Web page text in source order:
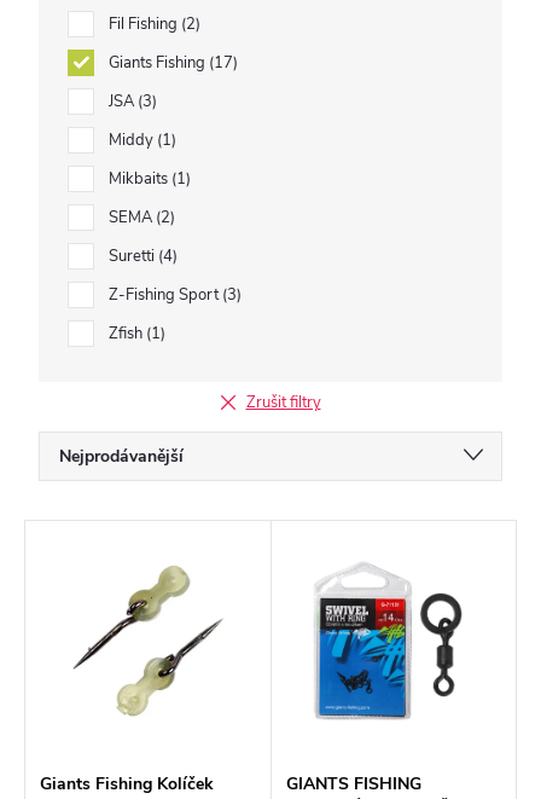
Fil Fishing 2
Giants Fishing 17
JSA 3
Middy 1
Mikbaits 1
SEMA 2
Suretti 4
Z-Fishing Sport 3
Zfish 1
Zrušit filtry
a
z
o
Nejprodávanější
Nejdražší
Abecedně
r
Giants Fishing Kolíček
GIANTS FISHING